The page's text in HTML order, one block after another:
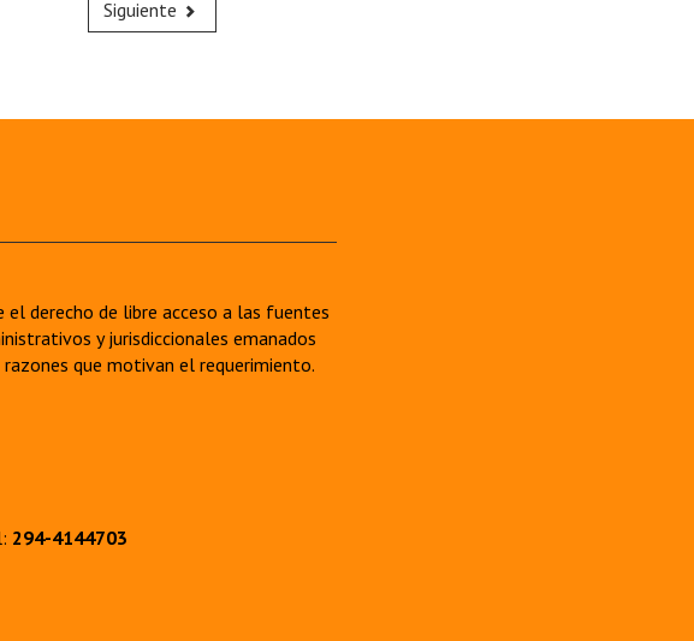
Siguiente
el derecho de libre acceso a las fuentes
y jurisdiccionales emanados
razones que motivan el requerimiento.
294-4144703